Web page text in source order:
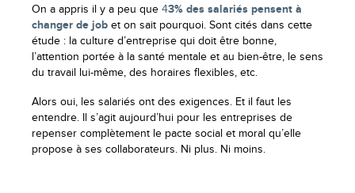
On a appris il y a peu que 43% des salariés pensent à
changer de job et on sait pourquoi. Sont cités dans cette
étude : la culture d’entreprise qui doit être bonne,
l’attention portée à la santé mentale et au bien-être, le sens
du travail lui-même, des horaires flexibles, etc.
Alors oui, les salariés ont des exigences. Et il faut les
entendre. Il s’agit aujourd’hui pour les entreprises de
repenser complètement le pacte social et moral qu’elle
propose à ses collaborateurs. Ni plus. Ni moins.